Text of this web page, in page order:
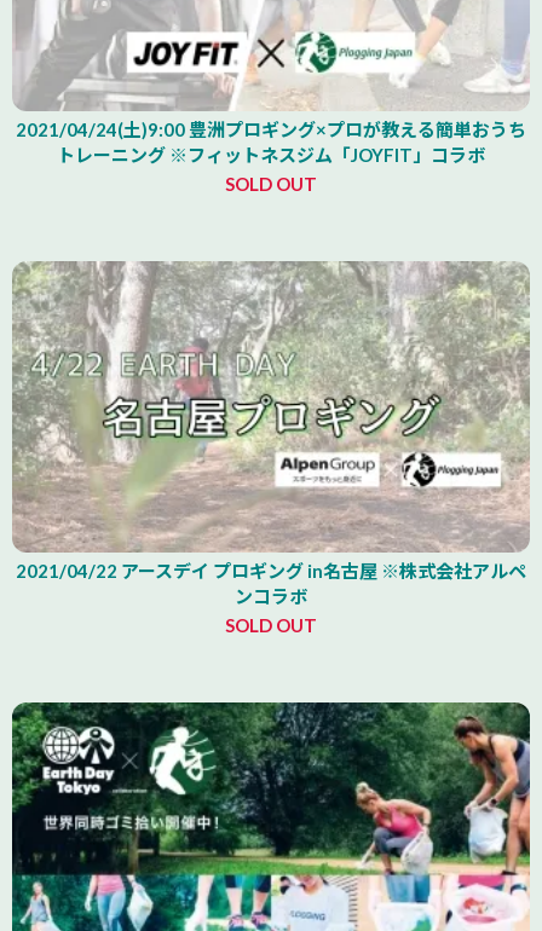
2021/04/24(土)9:00 豊洲プロギング×プロが教える簡単おうち
トレーニング ※フィットネスジム「JOYFIT」コラボ
SOLD OUT
2021/04/22 アースデイ プロギング in名古屋 ※株式会社アルペ
ンコラボ
SOLD OUT